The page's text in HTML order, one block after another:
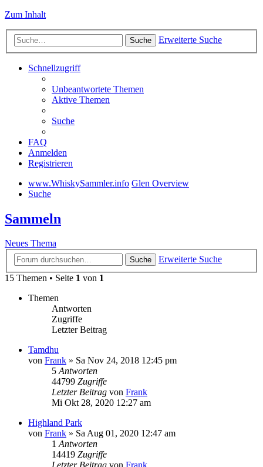
Zum Inhalt
Suche Erweiterte Suche
Schnellzugriff
Unbeantwortete Themen
Aktive Themen
Suche
FAQ
Anmelden
Registrieren
www.WhiskySammler.info Glen Overview
Suche
Sammeln
Neues Thema
Suche
Erweiterte Suche
15 Themen • Seite 1 von 1
Themen
Antworten
Zugriffe
Letzter Beitrag
Tamdhu
von Frank » Sa Nov 24, 2018 12:45 pm
5 Antworten
44799 Zugriffe
Letzter Beitrag von Frank
Mi Okt 28, 2020 12:27 am
Highland Park
von Frank » Sa Aug 01, 2020 12:47 am
1 Antworten
14419 Zugriffe
Letzter Beitrag von Frank